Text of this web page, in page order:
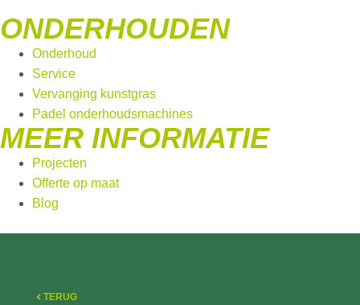
ONDERHOUDEN
Onderhoud
Service
Vervanging kunstgras
Padel onderhoudsmachines
MEER INFORMATIE
Projecten
Offerte op maat
Blog
TERUG